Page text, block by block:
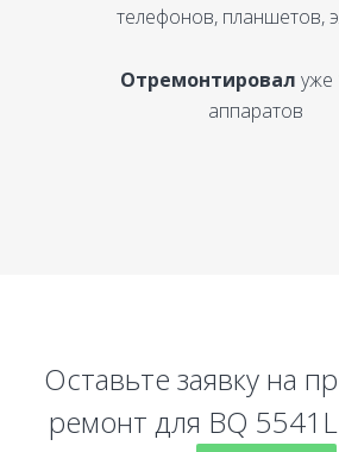
телефонов, планшетов,
Отремонтировал уже
аппаратов
Оставьте заявку на
ремонт для BQ